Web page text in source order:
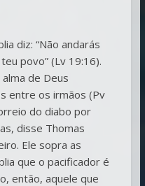
diz: “Não andarás
povo” (Lv 19:16).
de Deus
entre os irmãos (Pv
do diabo por
disse Thomas
Ele sopra as
que o pacificador é
então, aquele que